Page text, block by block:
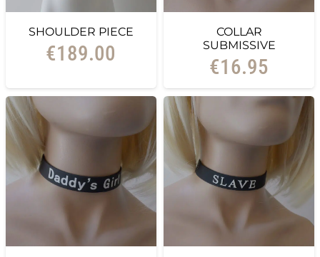
SHOULDER PIECE
€189.00
COLLAR
SUBMISSIVE
€16.95